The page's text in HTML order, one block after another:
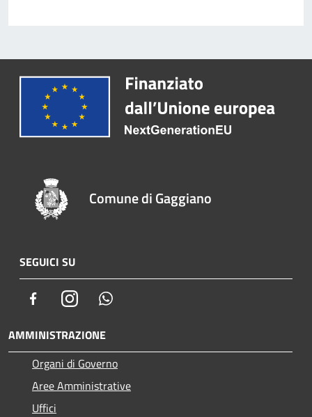
Comune di Gaggiano
SEGUICI SU
FacebookInstagram
AMMINISTRAZIONE
Organi di Governo
Aree Amministrative
Uffici